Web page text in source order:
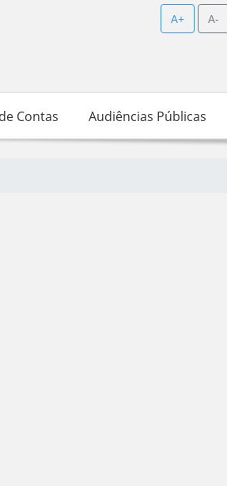
A+ A-
Contas Audiências Públicas